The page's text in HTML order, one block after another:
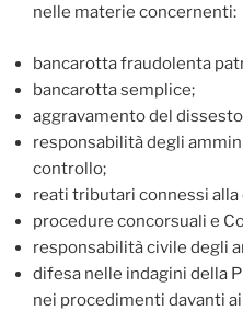
nelle materie concernenti:
bancarotta fraudolenta
bancarotta semplice;
aggravamento del
responsabilità degli
controllo;
reati tributari connessi alla
procedure concorsuali e
responsabilità civile degli
difesa nelle indagini della
nei procedimenti davanti